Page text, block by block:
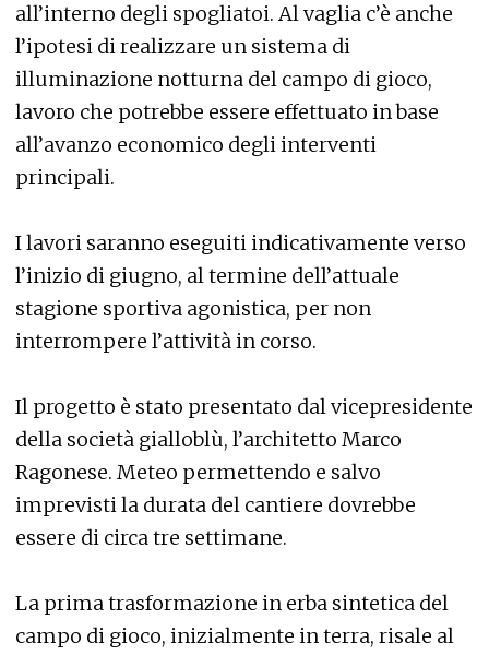
all’interno degli spogliatoi. Al vaglia c’è anche
l’ipotesi di realizzare un sistema di
illuminazione notturna del campo di gioco,
lavoro che potrebbe essere effettuato in base
all’avanzo economico degli interventi
principali.
I lavori saranno eseguiti indicativamente verso
l’inizio di giugno, al termine dell’attuale
stagione sportiva agonistica, per non
interrompere l’attività in corso.
Il progetto è stato presentato dal vicepresidente
della società gialloblù, l’architetto Marco
Ragonese. Meteo permettendo e salvo
imprevisti la durata del cantiere dovrebbe
essere di circa tre settimane.
La prima trasformazione in erba sintetica del
campo di gioco, inizialmente in terra, risale al